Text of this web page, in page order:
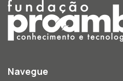
Navegue